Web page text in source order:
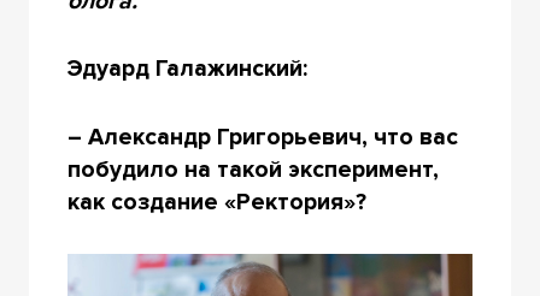
Эдуард Галажинский:
– Александр Григорьевич, что вас
побудило на такой эксперимент,
как создание «Ректория»?